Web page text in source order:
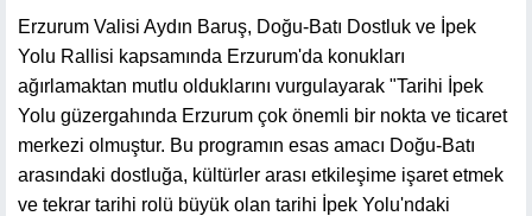
Erzurum Valisi Aydın Baruş, Doğu-Batı Dostluk ve İpek
Yolu Rallisi kapsamında Erzurum'da konukları
ağırlamaktan mutlu olduklarını vurgulayarak "Tarihi İpek
Yolu güzergahında Erzurum çok önemli bir nokta ve ticaret
merkezi olmuştur. Bu programın esas amacı Doğu-Batı
arasındaki dostluğa, kültürler arası etkileşime işaret etmek
ve tekrar tarihi rolü büyük olan tarihi İpek Yolu'ndaki